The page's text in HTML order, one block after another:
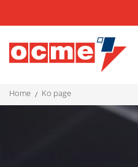
home ko page